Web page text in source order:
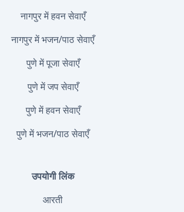
नागपुर में हवन सेवाएँ
नागपुर में भजन/पाठ सेवाएँ
पुणे में पूजा सेवाएँ
पुणे में जप सेवाएँ
पुणे में हवन सेवाएँ
पुणे में भजन/पाठ सेवाएँ
उपयोगी लिंक
आरती